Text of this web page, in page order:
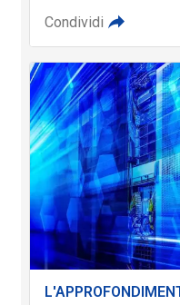
Condividi